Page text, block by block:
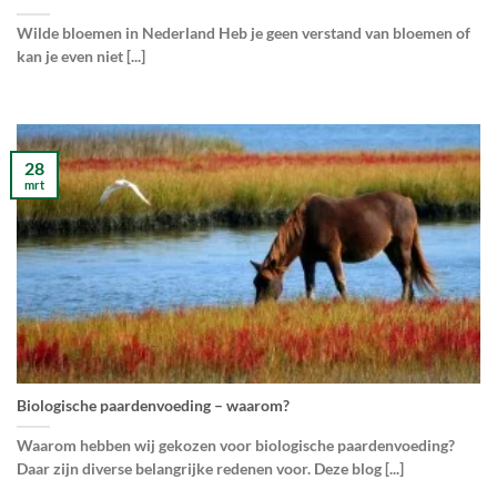
Wilde bloemen in Nederland Heb je geen verstand van bloemen of
kan je even niet [...]
Biologische paardenvoeding – waarom?
Waarom hebben wij gekozen voor biologische paardenvoeding?
Daar zijn diverse belangrijke redenen voor. Deze blog [...]
28
mrt